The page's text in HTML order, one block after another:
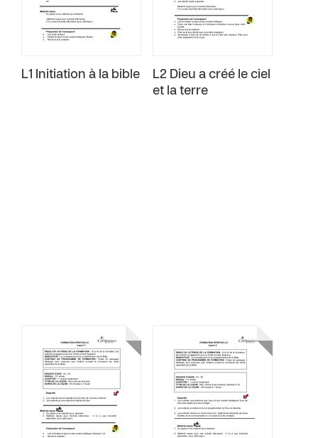
L1 Initiation à la bible
L2 Dieu a créé le ciel
et la terre